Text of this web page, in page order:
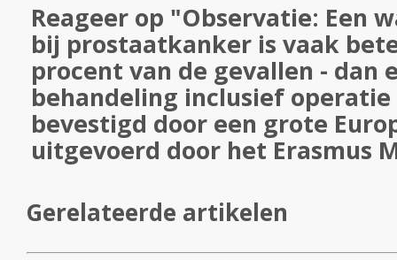
Reageer op "Observatie: Een
bij prostaatkanker is vaak
procent van de gevallen - dan
behandeling inclusief operatie
bevestigd door een grote
uitgevoerd door het Erasmus
Gerelateerde artikelen